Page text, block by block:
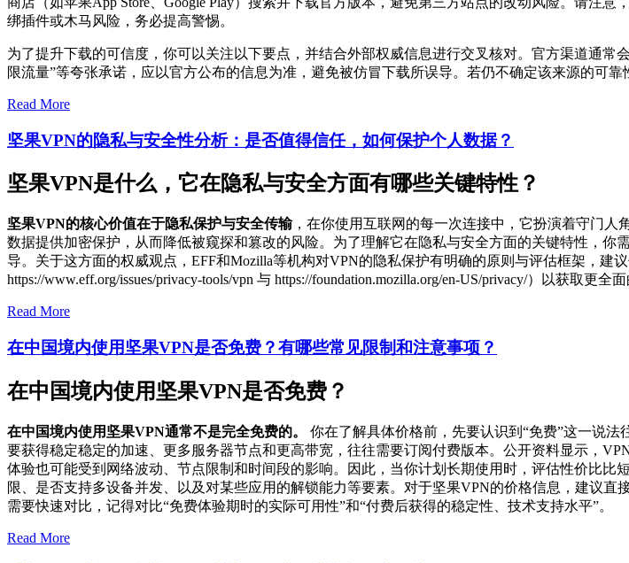
绑插件或木马风险，务必提高警惕。
为了提升下载的可信度，你可以关注以下要点，并结合外部权威信息进行交叉核对。官方渠道通
限流量”等夸张承诺，应以官方公布的信息为准，避免被仿冒下载所误导。若仍不确定该来源的可
Read More
坚果VPN的隐私与安全性分析：是否值得信任，如何保护个人数据？
坚果VPN是什么，它在隐私与安全方面有哪些关键特性？
坚果VPN的核心价值在于隐私保护与安全传输，在你使用互联网的每一次连接中，它扮演着守门人
数据提供加密保护，从而降低被窥探和篡改的风险。为了理解它在隐私与安全方面的关键特性，
导。关于这方面的权威观点，EFF和Mozilla等机构对VPN的隐私保护有明确的原则与评估框架，建
https://www.eff.org/issues/privacy-tools/vpn 与 https://foundation.mozilla.org/en-US/privacy/）以获取更全面
Read More
在中国境内使用坚果VPN是否免费？有哪些常见限制和注意事项？
在中国境内使用坚果VPN是否免费？
在中国境内使用坚果VPN通常不是完全免费的。
你在了解具体价格前，先要认识到“免费”这一说
要获得稳定稳定的加速、更多服务器节点和更高带宽，往往需要订阅付费版本。公开资料显示，
体验也可能受到网络波动、节点限制和时间段的影响。因此，当你计划长期使用时，评估性价比
限、是否支持多设备并发、以及对某些应用的解锁能力等要素。对于坚果VPN的价格信息，建议
需要快速对比，记得对比“免费体验期时的实际可用性”和“付费后获得的稳定性、技术支持水平”。
Read More